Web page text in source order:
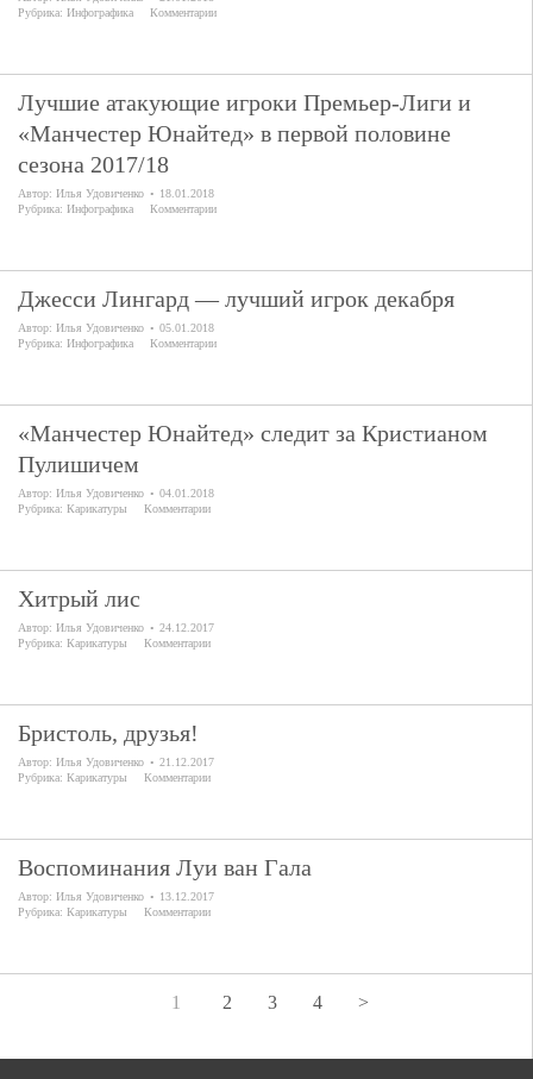
Рубрика: Инфографика Комментарии
Лучшие атакующие игроки Премьер-Лиги и
«Манчестер Юнайтед» в первой половине
сезона 2017/18
Автор: Илья Удовиченко
18.01.2018
Рубрика: Инфографика Комментарии
Джесси Лингард — лучший игрок декабря
Автор: Илья Удовиченко
05.01.2018
Рубрика: Инфографика Комментарии
«Манчестер Юнайтед» следит за Кристианом
Пулишичем
Автор: Илья Удовиченко
04.01.2018
Рубрика: Карикатуры Комментарии
Хитрый лис
Автор: Илья Удовиченко
24.12.2017
Рубрика: Карикатуры Комментарии
Бристоль, друзья!
Автор: Илья Удовиченко
21.12.2017
Рубрика: Карикатуры Комментарии
Воспоминания Луи ван Гала
Автор: Илья Удовиченко
13.12.2017
Рубрика: Карикатуры Комментарии
1 2 3 4 >